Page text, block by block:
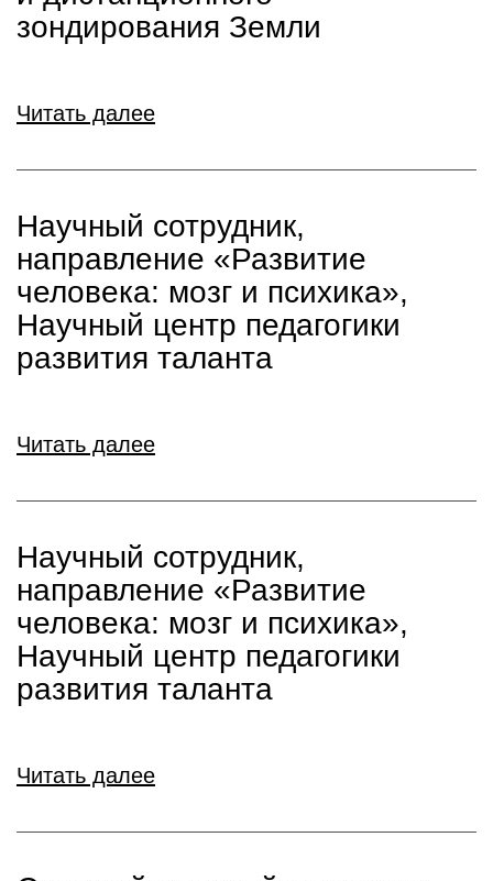
зондирования Земли
Читать далее
Научный сотрудник,
направление «Развитие
человека: мозг и психика»,
Научный центр педагогики
развития таланта
Читать далее
Научный сотрудник,
направление «Развитие
человека: мозг и психика»,
Научный центр педагогики
развития таланта
Читать далее